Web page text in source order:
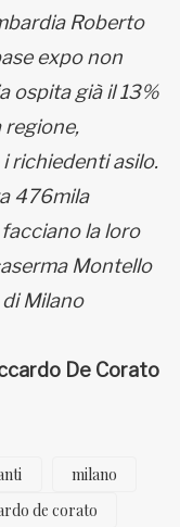
Roberto
expo non
ospita già il 13%
regione,
richiedenti asilo.
476mila
la loro
Montello
Milano
De Corato
milano
de corato